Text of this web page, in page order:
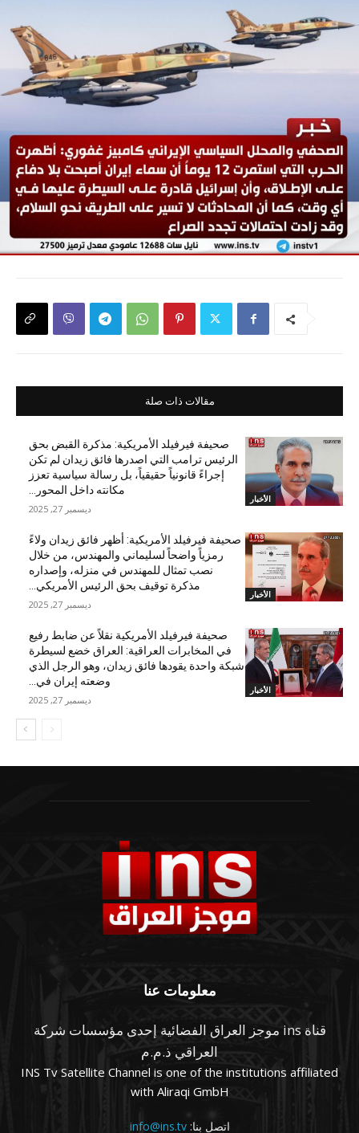
مقالات ذات صلة
الأخبار
صحيفة فيرفيلد الأمريكية: مذكرة القبض بحق
الرئيس ترامب التي اصدرها فائق زيدان لم تكن
إجراءً قانونياً حقيقياً، بل رسالة سياسية تعزز
مكانته داخل المحور...
ديسمبر 27, 2025
الأخبار
صحيفة فيرفيلد الأمريكية: أظهر فائق زيدان ولاءً
رمزياً واضحاً لسليماني والمهندس، من خلال
نصب تمثال للمهندس في منزله، وإصداره
مذكرة توقيف بحق الرئيس الأمريكي...
ديسمبر 27, 2025
الأخبار
صحيفة فيرفيلد الأمريكية نقلاً عن ضابط رفيع
في المخابرات العراقية: العراق خضع لسيطرة
شبكة واحدة يقودها فائق زيدان، وهو الرجل الذي
وضعته إيران في...
ديسمبر 27, 2025
معلومات عنا
قناة ins موجز العراق الفضائية إحدى مؤسسات شركة
العراقي ذ.م.م
INS Tv Satellite Channel is one of the institutions affiliated
with Aliraqi GmbH
اتصل بنا:info@ins.tv